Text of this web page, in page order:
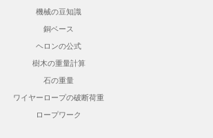
機械の豆知識
銅ベース
ヘロンの公式
樹木の重量計算
石の重量
ワイヤーロープの破断荷重
ロープワーク